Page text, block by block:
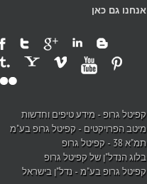
אנחנו גם כאן
קפיטל גרופ - מידע טיפים וחדשות
מיטב הפרויקטים - קפיטל גרופ בע"מ
תמ"א 38 - קפיטל גרופ
בלוג הנדל"ן של קפיטל גרופ
קפיטל גרופ בע"מ - נדל"ן בישראל